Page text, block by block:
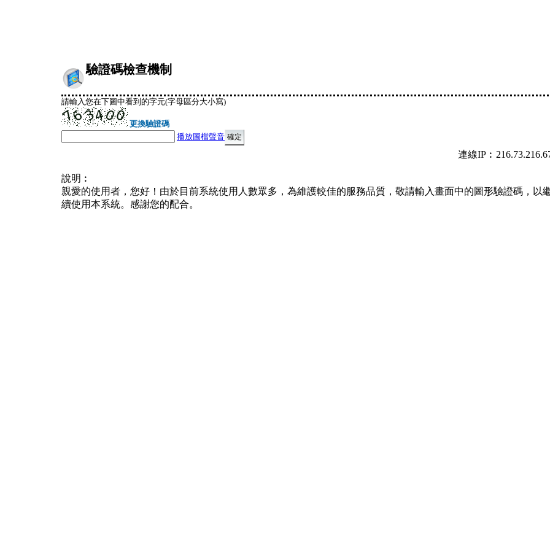
驗證碼檢查機制
請輸入您在下圖中看到的字元(字母區分大小寫)
更換驗證碼
播放圖檔聲音
連線
說明︰
親愛的使用者，您好！由於目前系統使用人數眾多，為維護較佳的服務品質，敬請輸入畫面中的圖形驗證碼，以
續使用本系統。感謝您的配合。